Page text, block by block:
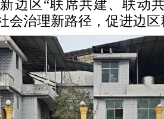
边区“联席共建、联动
会治理新路径，促进边